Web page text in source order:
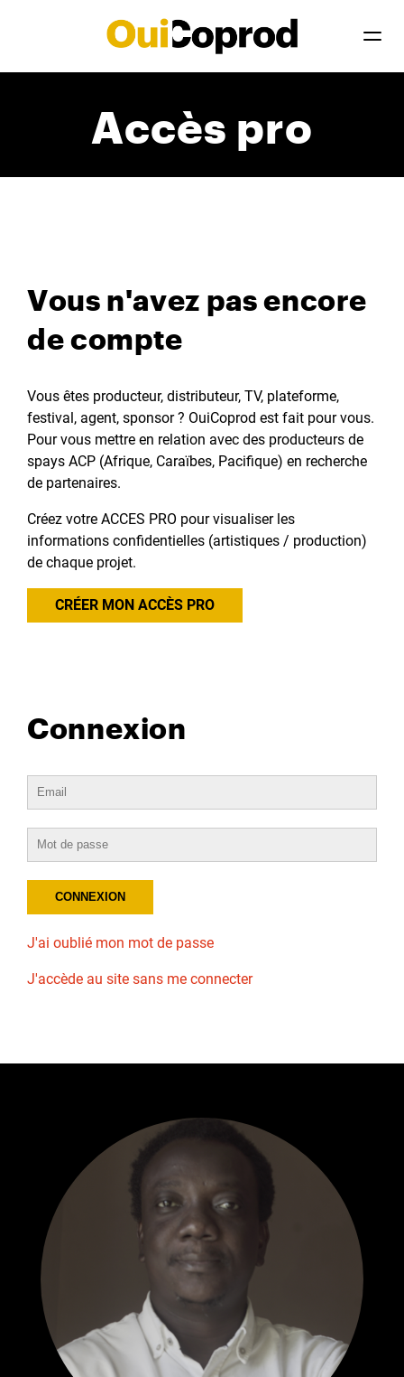
Accès pro
Vous n'avez pas encore
de compte
Vous êtes producteur, distributeur, TV, plateforme,
festival, agent, sponsor ? OuiCoprod est fait pour vous.
Pour vous mettre en relation avec des producteurs de
spays ACP (Afrique, Caraïbes, Pacifique) en recherche
de partenaires.
Créez votre ACCES PRO pour visualiser les
informations confidentielles (artistiques / production)
de chaque projet.
CRÉER MON ACCÈS PRO
Connexion
J'ai oublié mon mot de passe
J'accède au site sans me connecter